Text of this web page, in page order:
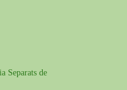
Separats de